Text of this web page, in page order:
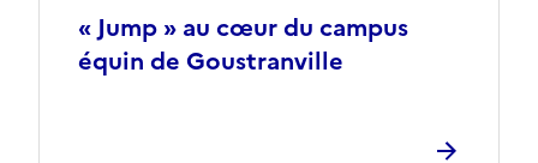
« Jump » au cœur du campus
équin de Goustranville